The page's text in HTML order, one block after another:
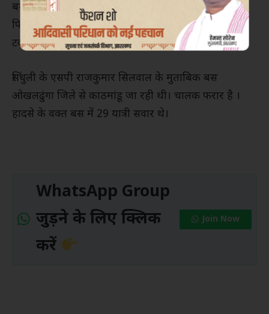
बस हादसे में छह लोगों की मौत हो गई। यह हादसा सिंधुली के
फिक्कल ग्रामीण नगर पालिका क्षेत्र में हुआ। बस दीवार से
टकराकर पलट गई।
सिंधुली के एसपी राजकुमार सिलवाल के मुताबिक बस
ओखलढुंगा जिले से काठमांडू जा रही थी। चालक फरार है ।
हादसे के वक्त बस में 29 यात्री सवार थे।
WhatsApp Group
जुड़ने के लिए क्लिक
करें
Join Now